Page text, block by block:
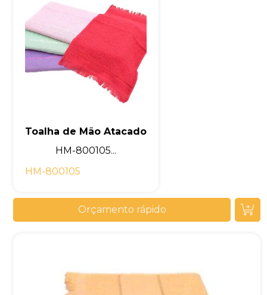
Toalha de Mão Atacado
HM-800105...
HM-800105
Orçamento rápido